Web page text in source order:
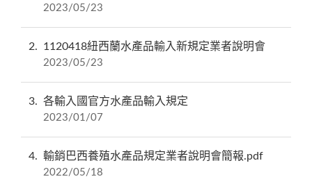
2023/05/23
2 1120418紐西蘭水產品輸入新規定業者說明會
2023/05/23
3 各輸入國官方水產品輸入規定
2023/01/07
4 輸銷巴西養殖水產品規定業者說明會簡報.pdf
2022/05/18